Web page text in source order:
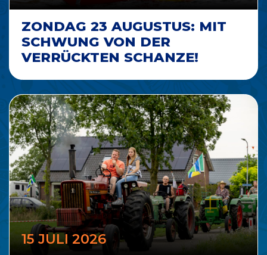
ZONDAG 23 AUGUSTUS: MIT
SCHWUNG VON DER
VERRÜCKTEN SCHANZE!
15 JULI 2026